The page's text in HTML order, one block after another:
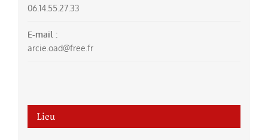
06.14.55.27.33
E-mail :
arcie.oad@free.fr
Lieu